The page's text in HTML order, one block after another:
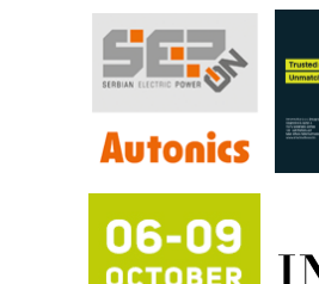
RILINEX kompanije Rittal
FANUC: Najbolje za
automatizaciju
Efikasno upravljanje
Automatizacija
Potpuna efikasnost bez
sistema
Trajna oznaka kao